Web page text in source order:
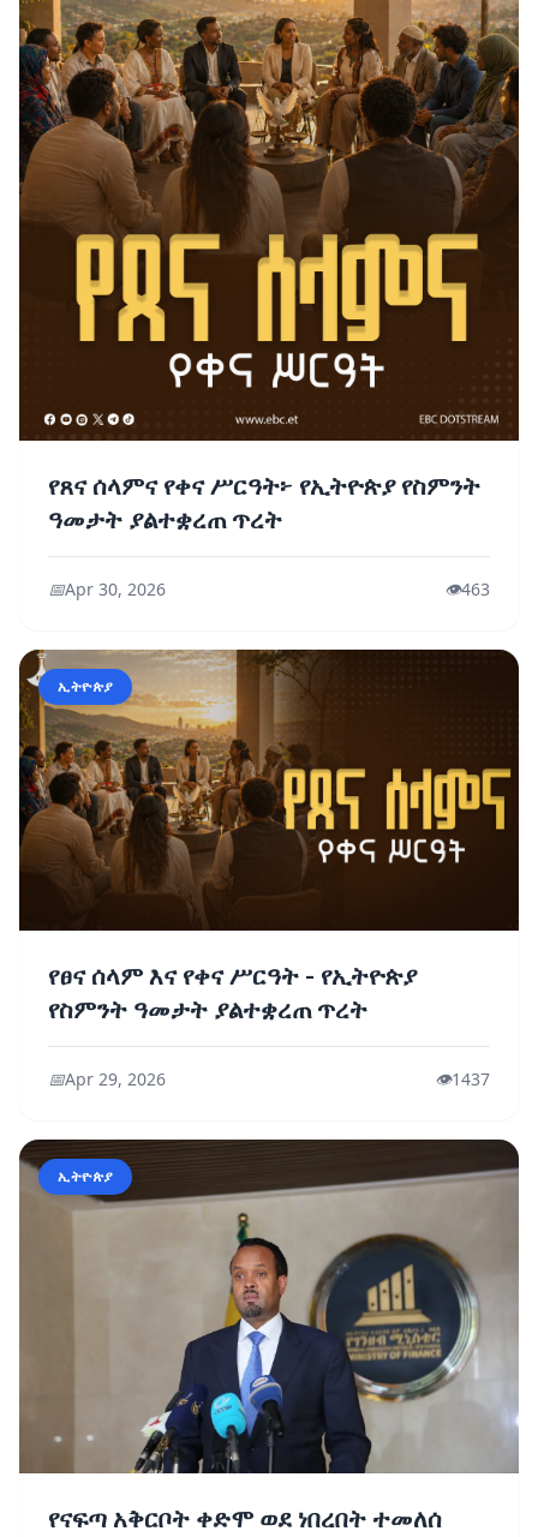
የጸና ሰላምና የቀና ሥርዓት፦ የኢትዮጵያ የስምንት
ዓመታት ያልተቋረጠ ጥረት
📅Apr 30, 2026 👁️463
ኢትዮጵያ
የፀና ሰላም እና የቀና ሥርዓት - የኢትዮጵያ
የስምንት ዓመታት ያልተቋረጠ ጥረት
📅Apr 29, 2026 👁️1437
ኢትዮጵያ
የናፍጣ አቅርቦት ቀድሞ ወደ ነበረበት ተመለሰ